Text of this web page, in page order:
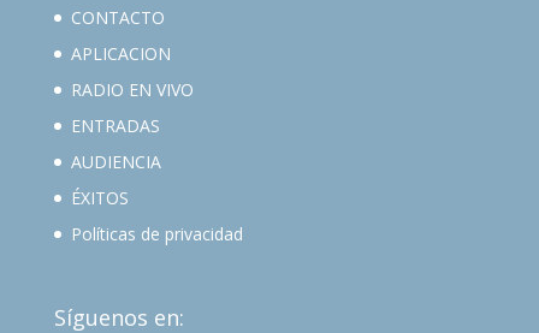
CONTACTO
APLICACION
RADIO EN VIVO
ENTRADAS
AUDIENCIA
ÉXITOS
Políticas de privacidad
Síguenos en: